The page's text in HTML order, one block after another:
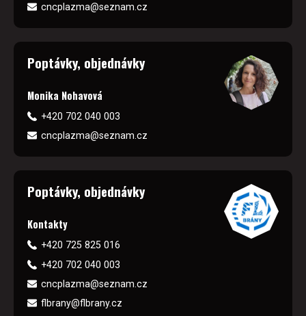
cncplazma@seznam.cz
Poptávky, objednávky
Monika Nohavová
+420 702 040 003
cncplazma@seznam.cz
Poptávky, objednávky
Kontakty
+420 725 825 016
+420 702 040 003
cncplazma@seznam.cz
flbrany@flbrany.cz